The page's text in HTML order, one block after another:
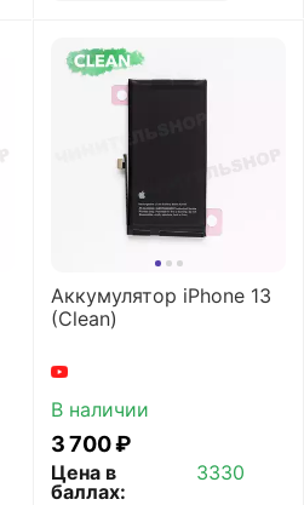
Аккумулятор iPhone 13
(Clean)
В наличии
3 700₽
Цена в
баллах:
3330